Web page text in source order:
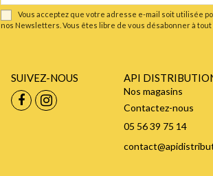
Vous acceptez que votre adresse e-mail soit utilisée
nos Newsletters. Vous êtes libre de vous désabonner à tout
SUIVEZ-NOUS API
Nos magasins
Contactez-nous
05 56 39 75 14